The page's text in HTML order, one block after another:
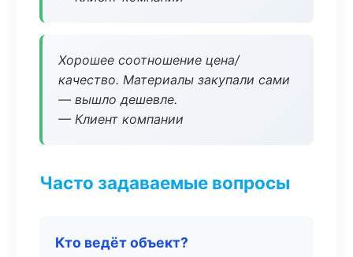
Хорошее соотношение цена/
качество. Материалы закупали сами
— вышло дешевле.
— Клиент компании
Часто задаваемые вопросы
Кто ведёт объект?